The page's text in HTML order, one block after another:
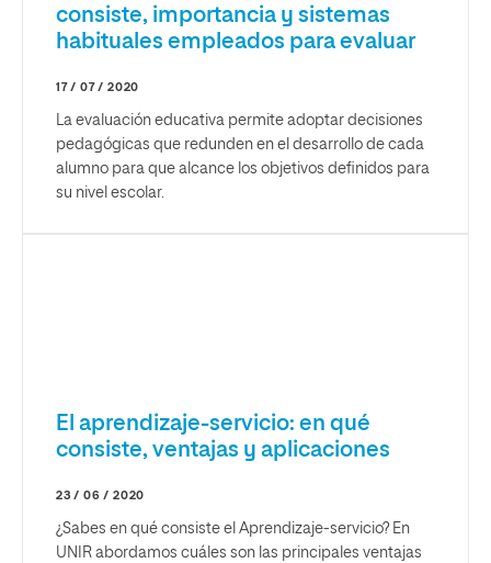
consiste, importancia y sistemas
habituales empleados para evaluar
17 / 07 / 2020
La evaluación educativa permite adoptar decisiones
pedagógicas que redunden en el desarrollo de cada
alumno para que alcance los objetivos definidos para
su nivel escolar.
El aprendizaje-servicio: en qué
consiste, ventajas y aplicaciones
23 / 06 / 2020
¿Sabes en qué consiste el Aprendizaje-servicio? En
UNIR abordamos cuáles son las principales ventajas